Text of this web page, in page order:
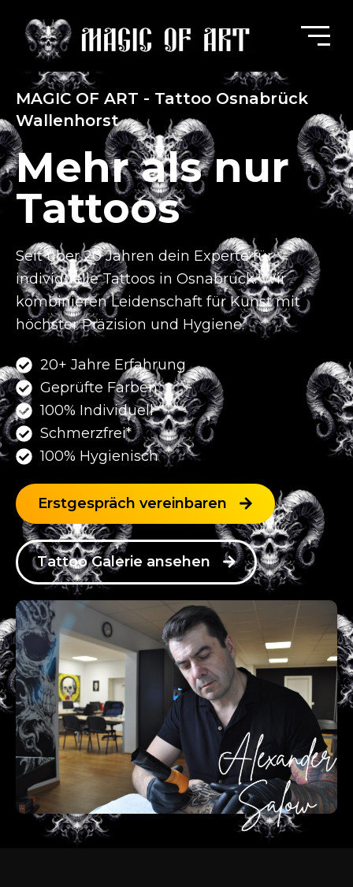
MAGIC OF ART - Tattoo Osnabrück
Wallenhorst
Mehr als nur
Tattoos
Seit über 20 Jahren dein Experte für
individuelle Tattoos in Osnabrück.Wir
kombinieren Leidenschaft für Kunst mit
höchster Präzision und Hygiene.
20+ Jahre Erfahrung
Geprüfte Farben
100% Individuell
Schmerzfrei*
100% Hygienisch
Erstgespräch vereinbaren
Tattoo Galerie ansehen